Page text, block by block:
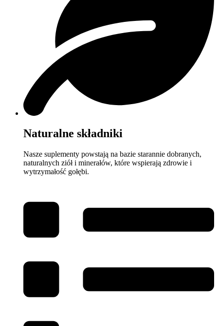
Naturalne składniki
Nasze suplementy powstają na bazie starannie dobranych,
naturalnych ziół i minerałów, które wspierają zdrowie i
wytrzymałość gołębi.